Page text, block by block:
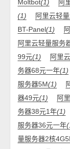
Moltbot(1)
阿
(1)
阿里云轻
BT-Panel(1)
阿里云轻量服务
99元(1) 阿里
务器68元一年(1)
服务器5M(1)
器49元(1) 阿
务器38元1年(1)
服务器36元一年
量服务器2核